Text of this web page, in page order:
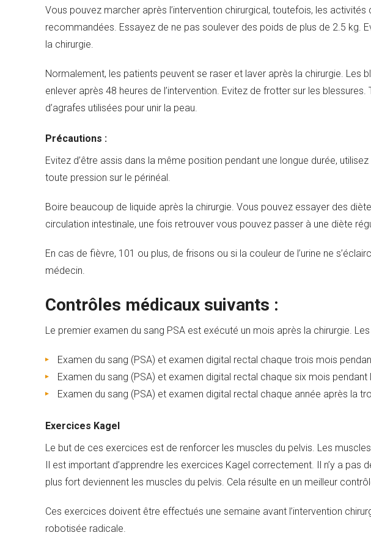
Vous pouvez marcher après l’intervention chirurgical, toutefois, les
recommandées. Essayez de ne pas soulever des poids de plus de 2.5 kg.
la chirurgie.
Normalement, les patients peuvent se raser et laver après la chirurgie. Les
enlever après 48 heures de l’intervention. Evitez de frotter sur les
d’agrafes utilisées pour unir la peau.
Précautions :
Evitez d’être assis dans la même position pendant une longue durée,
toute pression sur le périnéal.
Boire beaucoup de liquide après la chirurgie. Vous pouvez essayer des
circulation intestinale, une fois retrouver vous pouvez passer à une diète
En cas de fièvre, 101 ou plus, de frisons ou si la couleur de l’urine ne
médecin.
Contrôles médicaux suivants :
Le premier examen du sang PSA est exécuté un mois après la chirurgie.
Examen du sang (PSA) et examen digital rectal chaque trois mois
Examen du sang (PSA) et examen digital rectal chaque six mois pendant
Examen du sang (PSA) et examen digital rectal chaque année après la
Exercices Kagel
Le but de ces exercices est de renforcer les muscles du pelvis. Les
Il est important d’apprendre les exercices Kagel correctement. Il n’y a
plus fort deviennent les muscles du pelvis. Cela résulte en un meilleur
Ces exercices doivent être effectués une semaine avant l’intervention
robotisée radicale.